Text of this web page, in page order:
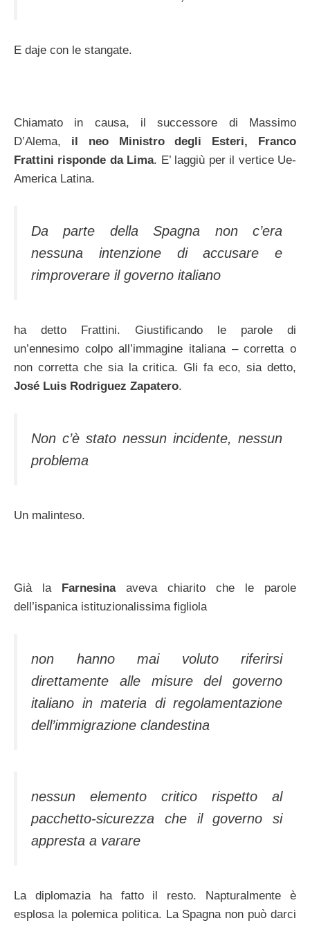
E daje con le stangate.
Chiamato in causa, il successore di Massimo
D’Alema, il neo Ministro degli Esteri, Franco
Frattini risponde da Lima. E’ laggiù per il vertice Ue-
America Latina.
Da parte della Spagna non c’era
nessuna intenzione di accusare e
rimproverare il governo italiano
ha detto Frattini. Giustificando le parole di
un’ennesimo colpo all’immagine italiana – corretta o
non corretta che sia la critica. Gli fa eco, sia detto,
José Luis Rodriguez Zapatero.
Non c’è stato nessun incidente, nessun
problema
Un malinteso.
Già la Farnesinaaveva chiarito che le parole
dell’ispanica istituzionalissima figliola
non hanno mai voluto riferirsi
direttamente alle misure del governo
italiano in materia di regolamentazione
dell’immigrazione clandestina
nessun elemento critico rispetto al
pacchetto-sicurezza che il governo si
appresta a varare
La diplomazia ha fatto il resto. Napturalmente è
esplosa la polemica politica. La Spagna non può darci